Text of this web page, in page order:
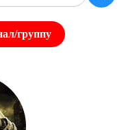
группу